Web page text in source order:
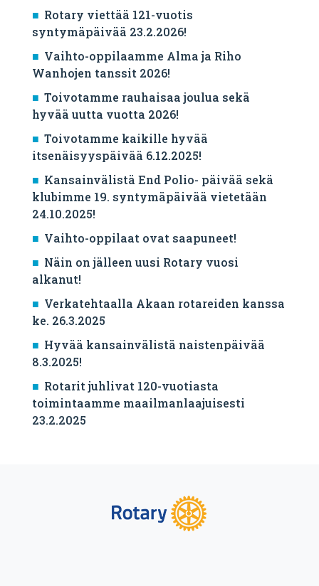
Rotary viettää 121-vuotis
syntymäpäivää 23.2.2026!
Vaihto-oppilaamme Alma ja Riho
Wanhojen tanssit 2026!
Toivotamme rauhaisaa joulua sekä
hyvää uutta vuotta 2026!
Toivotamme kaikille hyvää
itsenäisyyspäivää 6.12.2025!
Kansainvälistä End Polio- päivää sekä
klubimme 19. syntymäpäivää vietetään
24.10.2025!
Vaihto-oppilaat ovat saapuneet!
Näin on jälleen uusi Rotary vuosi
alkanut!
Verkatehtaalla Akaan rotareiden kanssa
ke. 26.3.2025
Hyvää kansainvälistä naistenpäivää
8.3.2025!
Rotarit juhlivat 120-vuotiasta
toimintaamme maailmanlaajuisesti
23.2.2025